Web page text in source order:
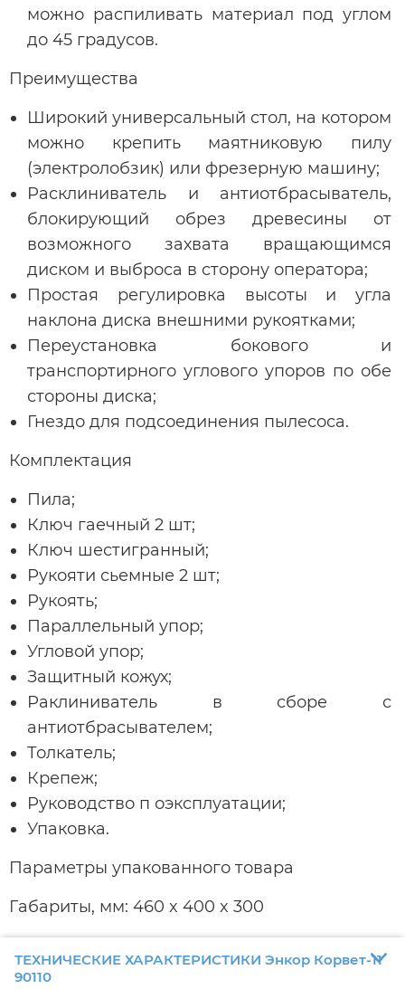
можно распиливать материал под углом
до 45 градусов.
Преимущества
Широкий универсальный стол, на котором
можно крепить маятниковую пилу
(электролобзик) или фрезерную машину;
Расклиниватель и антиотбрасыватель,
блокирующий обрез древесины от
возможного захвата вращающимся
диском и выброса в сторону оператора;
Простая регулировка высоты и угла
наклона диска внешними рукоятками;
Переустановка бокового и
транспортирного углового упоров по обе
стороны диска;
Гнездо для подсоединения пылесоса.
Комплектация
Пила;
Ключ гаечный 2 шт;
Ключ шестигранный;
Рукояти сьемные 2 шт;
Рукоять;
Параллельный упор;
Угловой упор;
Защитный кожух;
Раклиниватель в сборе с
антиотбрасывателем;
Толкатель;
Крепеж;
Руководство п оэксплуатации;
Упаковка.
Параметры упакованного товара
Габариты, мм: 460 x 400 x 300
ТЕХНИЧЕСКИЕ ХАРАКТЕРИСТИКИ Энкор Корвет-11
90110